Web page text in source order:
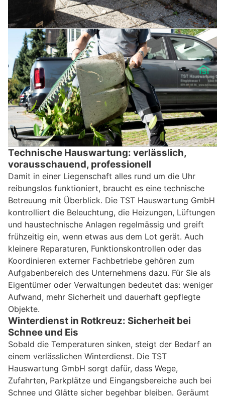
Technische Hauswartung: verlässlich,
vorausschauend, professionell
Damit in einer Liegenschaft alles rund um die Uhr
reibungslos funktioniert, braucht es eine technische
Betreuung mit Überblick. Die TST Hauswartung GmbH
kontrolliert die Beleuchtung, die Heizungen, Lüftungen
und haustechnische Anlagen regelmässig und greift
frühzeitig ein, wenn etwas aus dem Lot gerät. Auch
kleinere Reparaturen, Funktionskontrollen oder das
Koordinieren externer Fachbetriebe gehören zum
Aufgabenbereich des Unternehmens dazu. Für Sie als
Eigentümer oder Verwaltungen bedeutet das: weniger
Aufwand, mehr Sicherheit und dauerhaft gepflegte
Objekte.
Winterdienst in Rotkreuz: Sicherheit bei
Schnee und Eis
Sobald die Temperaturen sinken, steigt der Bedarf an
einem verlässlichen Winterdienst. Die TST
Hauswartung GmbH sorgt dafür, dass Wege,
Zufahrten, Parkplätze und Eingangsbereiche auch bei
Schnee und Glätte sicher begehbar bleiben. Geräumt